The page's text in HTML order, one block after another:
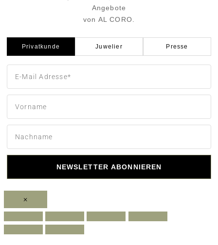
Angebote
von AL CORO.
Privatkunde Juwelier Presse
NEWSLETTER ABONNIEREN
×